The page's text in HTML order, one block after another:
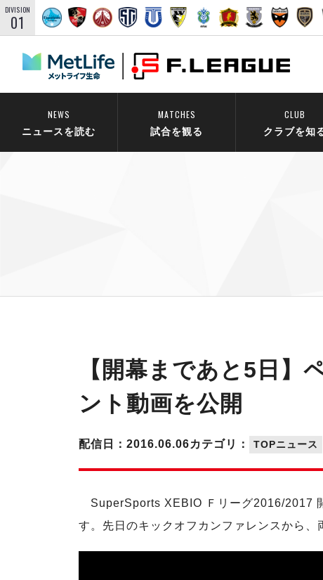
DIVISION
01
NEWS
ニュースを読む
MATCHES
試合を観る
CLUB
クラブを知
【開幕まであと5日
ント動画を公開
カテゴリ： TOPニュース
配信日：2016.06.06
SuperSports XEBIO Ｆリーグ2016/2017
す。先日のキックオフカンファレンスから、